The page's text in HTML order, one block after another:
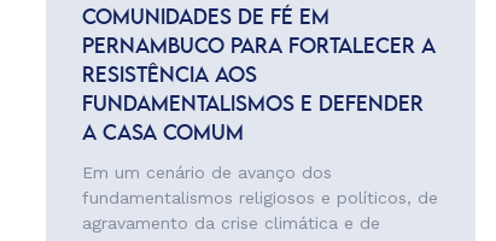
COMUNIDADES DE FÉ EM
PERNAMBUCO PARA FORTALECER A
RESISTÊNCIA AOS
FUNDAMENTALISMOS E DEFENDER
A CASA COMUM
Em um cenário de avanço dos
fundamentalismos religiosos e políticos, de
agravamento da crise climática e de